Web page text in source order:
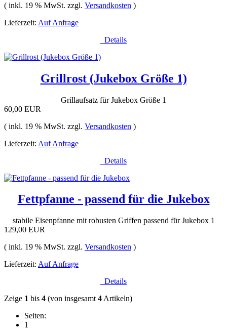
( inkl. 19 % MwSt. zzgl. Versandkosten )
Lieferzeit: Auf Anfrage
Details
Grillrost (Jukebox Größe 1)
Grillaufsatz für Jukebox Größe 1
60,00 EUR
( inkl. 19 % MwSt. zzgl. Versandkosten )
Lieferzeit: Auf Anfrage
Details
Fettpfanne - passend für die Jukebox
stabile Eisenpfanne mit robusten Griffen passend für Jukebox 1
129,00 EUR
( inkl. 19 % MwSt. zzgl. Versandkosten )
Lieferzeit: Auf Anfrage
Details
Zeige 1 bis 4 (von insgesamt 4 Artikeln)
Seiten:
1